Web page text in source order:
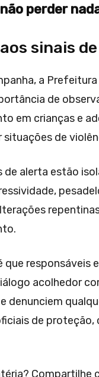
não perder
sinais
a
de
em crianças e
situações de
de alerta estão
que responsáveis
acolhedor
denunciem
de proteção,
Compartilhe